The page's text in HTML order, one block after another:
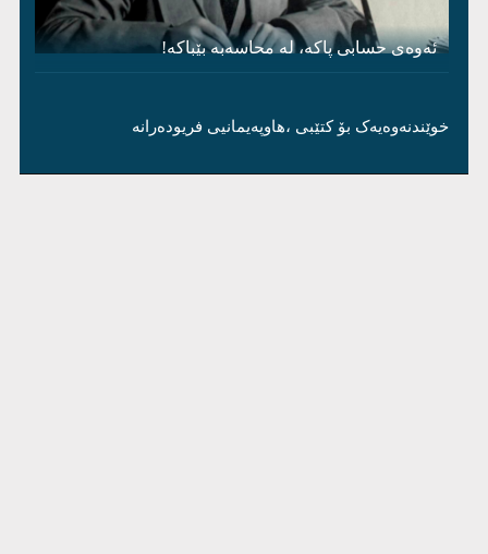
ئەوەی حسابی پاکە، لە محاسەبە بێباکە!
خوێندنەوەیەک بۆ کتێبی ،هاوپەیمانیی فریودەرانە